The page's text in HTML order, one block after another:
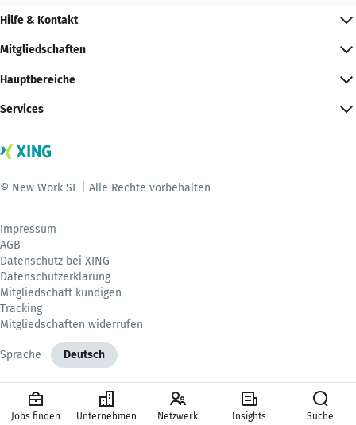
Hilfe & Kontakt
Mitgliedschaften
Hauptbereiche
Services
© New Work SE | Alle Rechte vorbehalten
Impressum
AGB
Datenschutz bei XING
Datenschutzerklärung
Mitgliedschaft kündigen
Tracking
Mitgliedschaften widerrufen
Sprache Deutsch
Jobs finden Unternehmen Netzwerk Insights Suche